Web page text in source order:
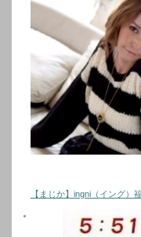
【まじか】ingni（イング）